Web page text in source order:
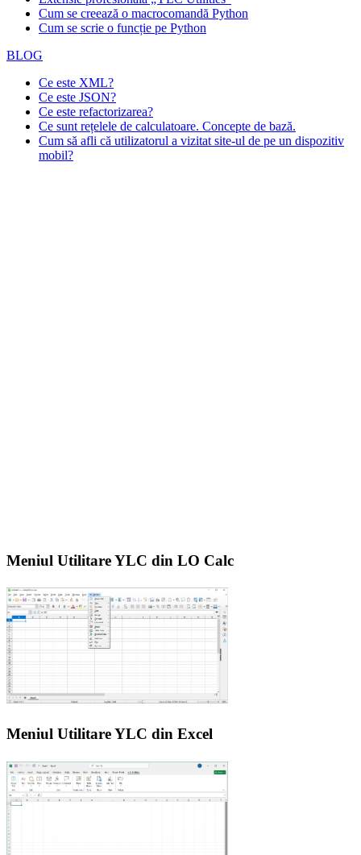
Cum se creează o macrocomandă Python
Cum se scrie o funcție pe Python
BLOG
Ce este XML?
Ce este JSON?
Ce este refactorizarea?
Ce sunt rețelele de calculatoare. Concepte de bază.
Cum să afli că utilizatorul a vizitat site-ul de pe un dispozitiv
mobil?
Meniul Utilitare YLC din LO Calc
Meniul Utilitare YLC din Excel